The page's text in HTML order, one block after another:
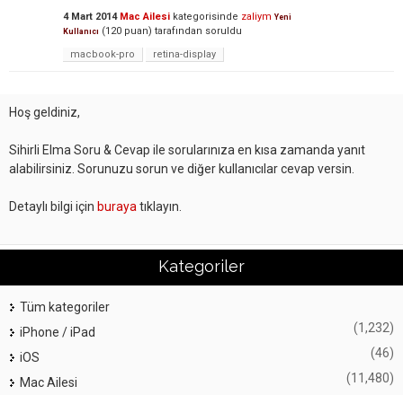
4 Mart 2014 Mac Ailesi kategorisinde zaliym Yeni
Kullanıcı (120 puan) tarafından soruldu
macbook-pro
retina-display
Hoş geldiniz,
Sihirli Elma Soru & Cevap ile sorularınıza en kısa zamanda yanıt
alabilirsiniz. Sorunuzu sorun ve diğer kullanıcılar cevap versin.
Detaylı bilgi için burayatıklayın.
Kategoriler
Tüm kategoriler
iPhone / iPad
(1,232)
iOS (46)
Mac Ailesi (11,480)